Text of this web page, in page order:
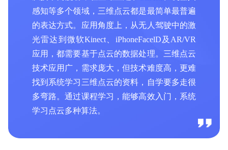
感知等多个领域，三维点云都是最简单最普遍
的表达方式。应用角度上，从无人驾驶中的激
光雷达到微软Kinect、iPhoneFacelD及AR/VR
应用，都需要基于点云的数据处理。三维点云
技术应用广，需求庞大，但技术难度高，更难
找到系统学习三维点云的资料，自学要多走很
多弯路。通过课程学习，能够高效入门，系统
学习点云多种算法。